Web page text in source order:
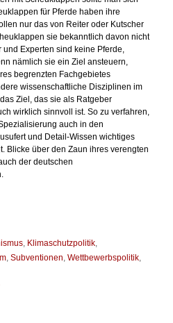
für Pferde haben ihre
nur das von Reiter oder Kutscher
sie bekanntlich davon nicht
Experten sind keine Pferde,
nämlich sie ein Ziel ansteuern,
begrenzten Fachgebietes
wissenschaftliche Disziplinen im
Ziel, das sie als Ratgeber
wirklich sinnvoll ist. So zu verfahren,
auch in den
und Detail-Wissen wichtiges
Blicke über den Zaun ihres verengten
der deutschen
, Klimaschutzpolitik,
, Subventionen, Wettbewerbspolitik,